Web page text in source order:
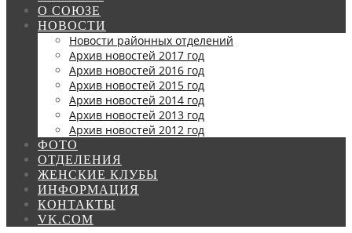
О СОЮЗЕ
НОВОСТИ
Новости районных отделений
Архив новостей 2017 год
Архив новостей 2016 год
Архив новостей 2015 год
Архив новостей 2014 год
Архив новостей 2013 год
Архив новостей 2012 год
ФОТО
ОТДЕЛЕНИЯ
ЖЕНСКИЕ КЛУБЫ
ИНФОРМАЦИЯ
КОНТАКТЫ
VK.COM